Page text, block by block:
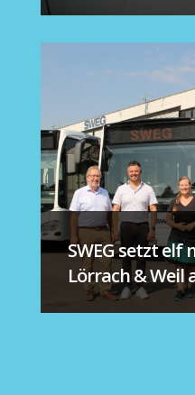
SWEG setzt elf
Lörrach & Weil